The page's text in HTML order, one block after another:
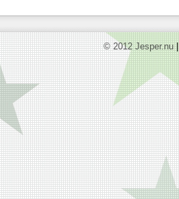
© 2012 Jesper.nu